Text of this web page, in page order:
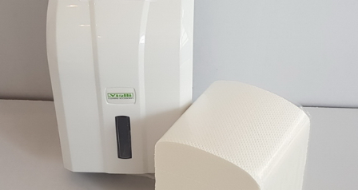
Filira proizvodi sa odgovarajućim dispanzerima